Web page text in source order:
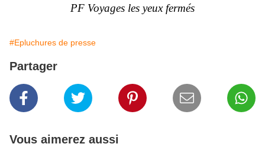
PF Voyages les yeux fermés
#Epluchures de presse
Partager
Vous aimerez aussi